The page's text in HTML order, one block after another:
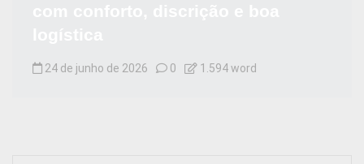
24 de junho de 2026 0 1.594 word